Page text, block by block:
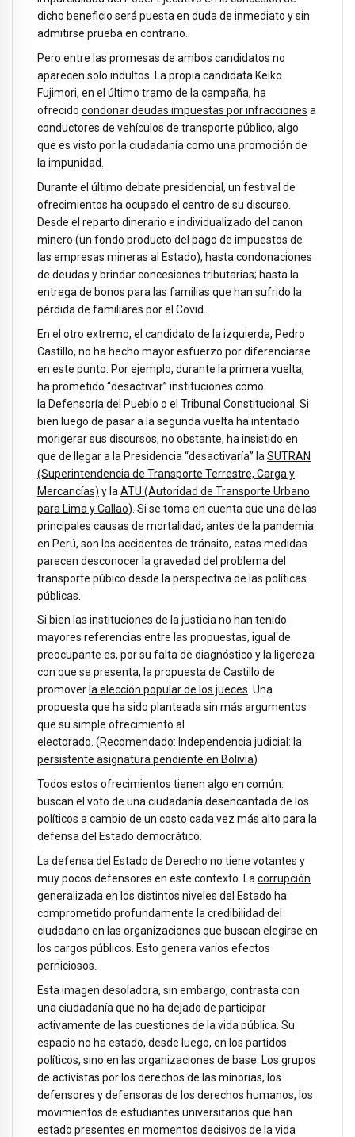
dicho beneficio será puesta en duda de inmediato y sin
admitirse prueba en contrario.
Pero entre las promesas de ambos candidatos no
aparecen solo indultos. La propia candidata Keiko
Fujimori, en el último tramo de la campaña, ha
ofrecido condonar deudas impuestas por infracciones a
conductores de vehículos de transporte público, algo
que es visto por la ciudadanía como una promoción de
la impunidad.
Durante el último debate presidencial, un festival de
ofrecimientos ha ocupado el centro de su discurso.
Desde el reparto dinerario e individualizado del canon
minero (un fondo producto del pago de impuestos de
las empresas mineras al Estado), hasta condonaciones
de deudas y brindar concesiones tributarias; hasta la
entrega de bonos para las familias que han sufrido la
pérdida de familiares por el Covid.
En el otro extremo, el candidato de la izquierda, Pedro
Castillo, no ha hecho mayor esfuerzo por diferenciarse
en este punto. Por ejemplo, durante la primera vuelta,
ha prometido “desactivar” instituciones como
la Defensoría del Pueblo o el Tribunal Constitucional . Si
bien luego de pasar a la segunda vuelta ha intentado
morigerar sus discursos, no obstante, ha insistido en
que de llegar a la Presidencia “desactivaría” la SUTRAN
(Superintendencia de Transporte Terrestre, Carga y
Mercancías) y la ATU (Autoridad de Transporte Urbano
para Lima y Callao) . Si se toma en cuenta que una de las
principales causas de mortalidad, antes de la pandemia
en Perú, son los accidentes de tránsito, estas medidas
parecen desconocer la gravedad del problema del
transporte púbico desde la perspectiva de las políticas
públicas.
Si bien las instituciones de la justicia no han tenido
mayores referencias entre las propuestas, igual de
preocupante es, por su falta de diagnóstico y la ligereza
con que se presenta, la propuesta de Castillo de
promover la elección popular de los jueces. Una
propuesta que ha sido planteada sin más argumentos
que su simple ofrecimiento al
electorado. (Recomendado: Independencia judicial: la
persistente asignatura pendiente en Bolivia)
Todos estos ofrecimientos tienen algo en común:
buscan el voto de una ciudadanía desencantada de los
políticos a cambio de un costo cada vez más alto para la
defensa del Estado democrático.
La defensa del Estado de Derecho no tiene votantes y
muy pocos defensores en este contexto. La corrupción
generalizada en los distintos niveles del Estado ha
comprometido profundamente la credibilidad del
ciudadano en las organizaciones que buscan elegirse en
los cargos públicos. Esto genera varios efectos
perniciosos.
Esta imagen desoladora, sin embargo, contrasta con
una ciudadanía que no ha dejado de participar
activamente de las cuestiones de la vida pública. Su
espacio no ha estado, desde luego, en los partidos
políticos, sino en las organizaciones de base. Los grupos
de activistas por los derechos de las minorías, los
defensores y defensoras de los derechos humanos, los
movimientos de estudiantes universitarios que han
estado presentes en momentos decisivos de la vida